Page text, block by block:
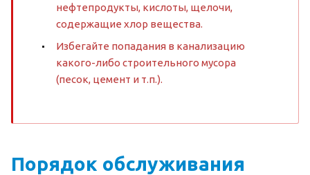
нефтепродукты, кислоты, щелочи,
содержащие хлор вещества.
Избегайте попадания в канализацию
какого-либо строительного мусора
(песок, цемент и т.п.).
Порядок обслуживания